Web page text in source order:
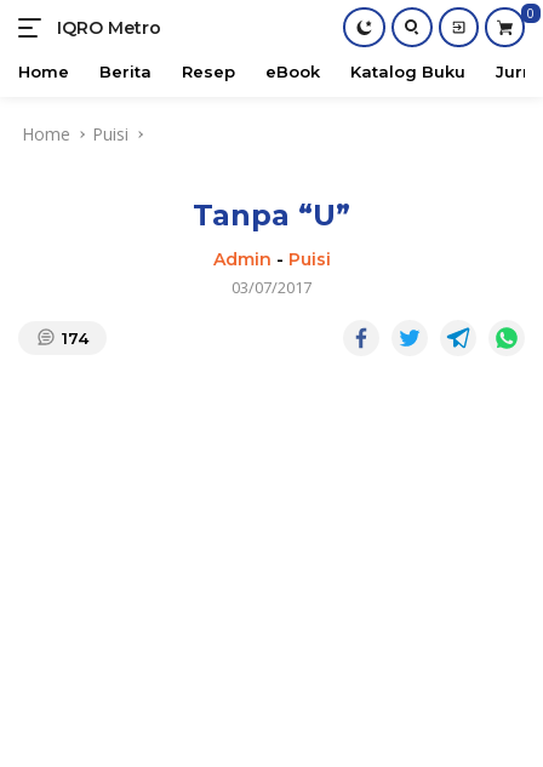
IQRO Metro
Lets
Bright
0
Home Berita Resep eBook Katalog Buku
Home Puisi
Tanpa “U”
Admin - Puisi
03/07/2017
174